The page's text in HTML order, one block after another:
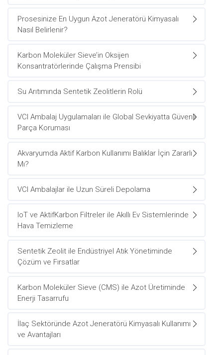
Prosesinize En Uygun Azot Jeneratörü Kimyasalı
Nasıl Belirlenir?
Karbon Moleküler Sieve’in Oksijen
Konsantratörlerinde Çalışma Prensibi
Su Arıtımında Sentetik Zeolitlerin Rolü
VCI Ambalaj Uygulamaları ile Global Sevkiyatta Güvenli
Parça Koruması
Akvaryumda Aktif Karbon Kullanımı Balıklar İçin Zararlı
Mı?
VCI Ambalajlar ile Uzun Süreli Depolama
IoT ve AktifKarbon Filtreler ile Akıllı Ev Sistemlerinde
Hava Temizleme
Sentetik Zeolit ile Endüstriyel Atık Yönetiminde
Çözüm ve Fırsatlar
Karbon Moleküler Sieve (CMS) ile Azot Üretiminde
Enerji Tasarrufu
İlaç Sektöründe Azot Jeneratörü Kimyasalı Kullanımı
ve Avantajları